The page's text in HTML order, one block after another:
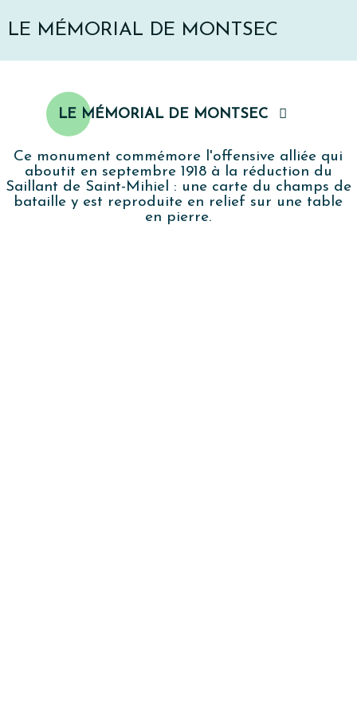
LE MÉMORIAL DE MONTSEC
LE MÉMORIAL DE MONTSEC
Ce monument commémore l'offensive alliée qui
aboutit en septembre 1918 à la réduction du
Saillant de Saint-Mihiel : une carte du champs de
bataille y est reproduite en relief sur une table
en pierre.